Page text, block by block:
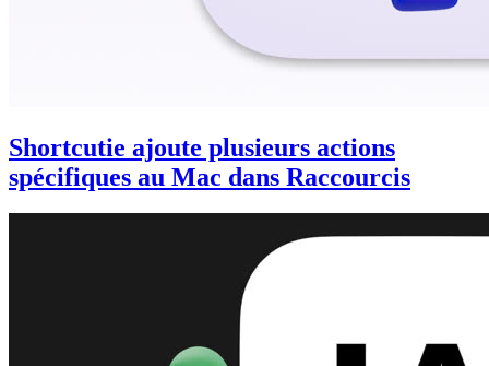
Shortcutie ajoute plusieurs actions
spécifiques au Mac dans Raccourcis